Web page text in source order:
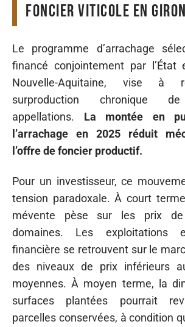
foncier viticole en
Le programme d’arrachage
financé conjointement par l’État
Nouvelle-Aquitaine, vise à
surproduction chronique
appellations. La montée en
l’arrachage en 2025 réduit
l’offre de foncier productif.
Pour un investisseur, ce
tension paradoxale. À court
mévente pèse sur les prix
domaines. Les exploitations
financière se retrouvent sur le
des niveaux de prix inférieurs
moyennes. À moyen terme, la
surfaces plantées pourrait
parcelles conservées, à condition